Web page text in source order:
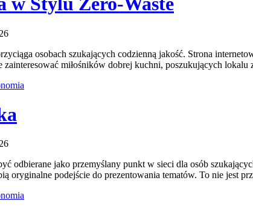
osobach szukających codzienną jakość. Strona
zainteresować miłośników dobrej kuchni, poszukujących
odbierane jako przemyślany punkt w sieci dla osób
oryginalne podejście do prezentowania tematów. To nie jest